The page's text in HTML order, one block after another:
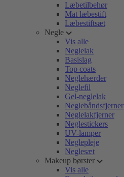
Læbetilbehør
Mat læbestift
Læbestiftsæt
Negle
Vis alle
Neglelak
Basislag
Top coats
Neglehærder
Neglefil
Gel-neglelak
Neglebåndsfjerner
Neglelakfjerner
Neglestickers
UV-lamper
Neglepleje
Neglesæt
Makeup børster
Vis alle